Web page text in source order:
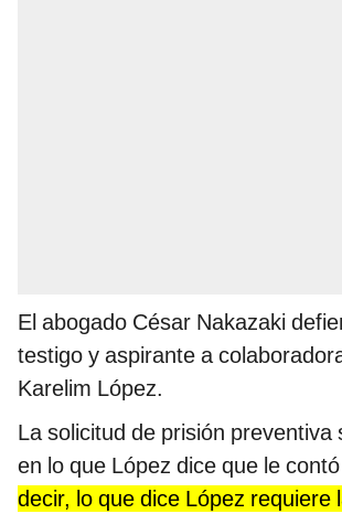
El abogado César Nakazaki
testigo y aspirante a
Karelim López.
La solicitud de prisión preventiva
en lo que López dice que le
decir, lo que dice López requiere